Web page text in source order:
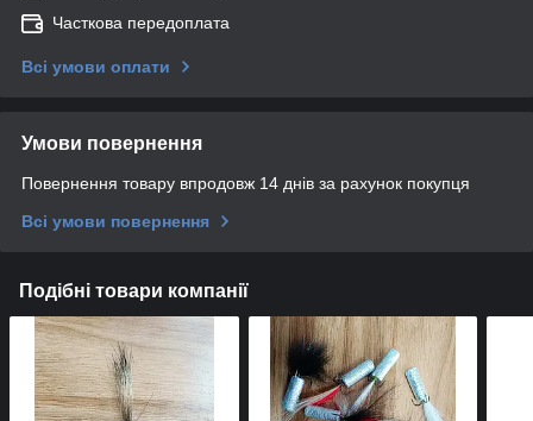
Часткова передоплата
Всі умови оплати
Умови повернення
Повернення товару впродовж 14 днів за рахунок покупця
Всі умови повернення
Подібні товари компанії